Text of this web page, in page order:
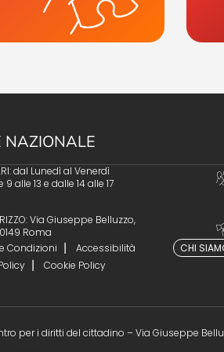
NAZIONALE
dal Lunedì al Venerdì
9 alle 13 e dalle 14 alle 17
Via Giuseppe Belluzzo,
Roma
Condizioni
Accessibilità
Cookie Policy
CHI
per i diritti del cittadino – Via Giuseppe